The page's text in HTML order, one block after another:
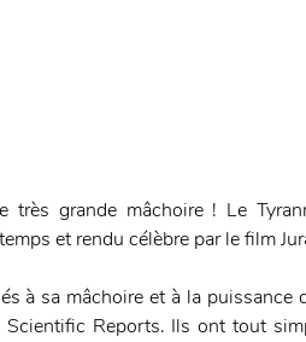
très grande mâchoire ! Le
et rendu célèbre par le film
à sa mâchoire et à la
Reports. Ils ont tout